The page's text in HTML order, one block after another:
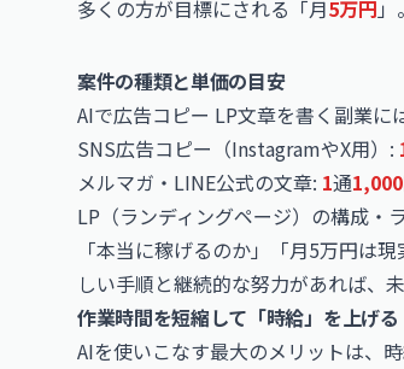
多くの方が目標にされる「月5万円
案件の種類と単価の目安
AIで広告コピー LP文章を書く副業に
SNS広告コピー（InstagramやX用）:
メルマガ・LINE公式の文章: 1通1,000
LP（ランディングページ）の構成・
「本当に稼げるのか」「月5万円は
しい手順と継続的な努力があれば、
作業時間を短縮して「時給」を上げる
AIを使いこなす最大のメリットは、時